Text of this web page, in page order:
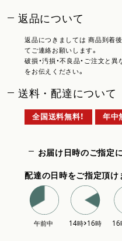
返品について
返品につきましては 商品到着
てご連絡お願いします。
破損・汚損・不良品・ご注文と
をお伝えください。
送料・配達について
全国送料無料！ 年中
お届け日時のご指定
配達の日時をご指定頂け